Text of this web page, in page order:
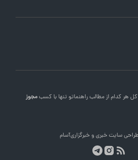
راهنماتو تنها با کسبمجوز
طراحی سایت خبری و خبرگزاریآسام